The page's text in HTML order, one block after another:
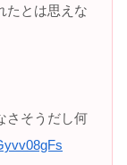
たとは思えな
さそうだし何